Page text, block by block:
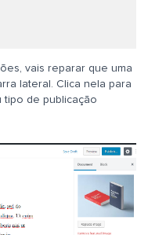
vais reparar que uma
lateral. Clica nela para
tipo de publicação